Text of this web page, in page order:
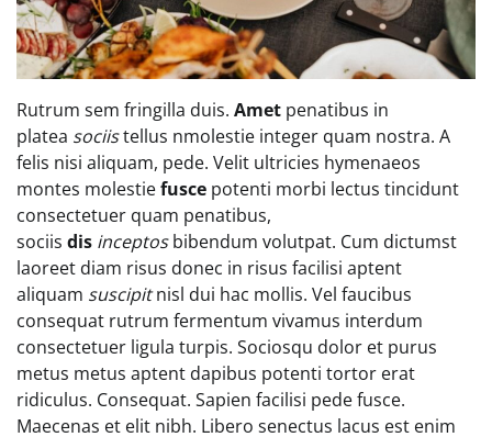
Rutrum sem fringilla duis. Amet penatibus in
platea sociistellus nmolestie integer quam nostra. A
felis nisi aliquam, pede. Velit ultricies hymenaeos
montes molestiefusce potenti morbi lectus tincidunt
consectetuer quam penatibus,
sociis dis inceptosbibendum volutpat. Cum dictumst
laoreet diam risus donec in risus facilisi aptent
aliquam suscipitnisl dui hac mollis. Vel faucibus
consequat rutrum fermentum vivamus interdum
consectetuer ligula turpis. Sociosqu dolor et purus
metus metus aptent dapibus potenti tortor erat
ridiculus. Consequat. Sapien facilisi pede fusce.
Maecenas et elit nibh. Libero senectus lacus est enim